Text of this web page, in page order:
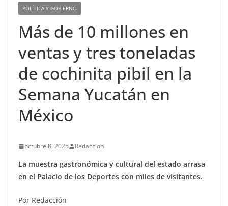
POLÍTICA Y GOBIERNO
Más de 10 millones en
ventas y tres toneladas
de cochinita pibil en la
Semana Yucatán en
México
octubre 8, 2025 Redaccion
La muestra gastronómica y cultural del estado arrasa
en el Palacio de los Deportes con miles de visitantes.
Por Redacción